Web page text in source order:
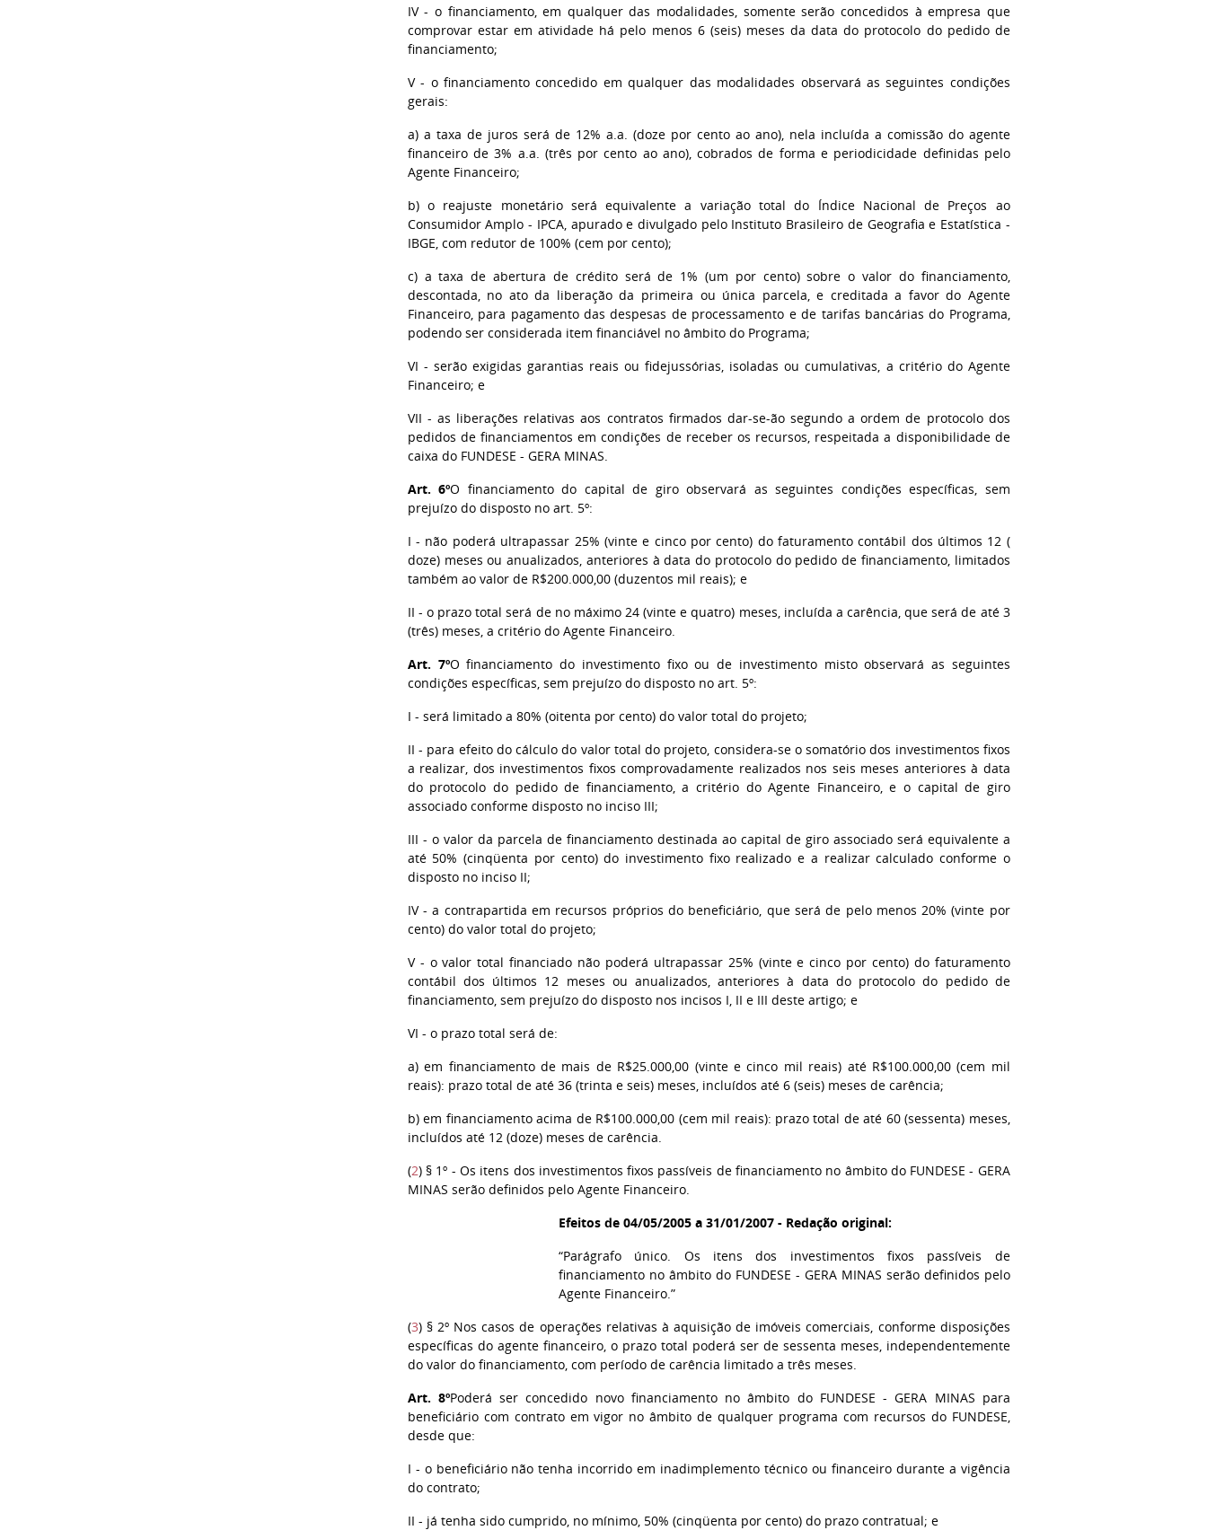
IV - o financiamento, em qualquer das modalidades, somente serão concedidos à empresa que
comprovar estar em atividade há pelo menos 6 (seis) meses da data do protocolo do pedido de
financiamento;
V - o financiamento concedido em qualquer das modalidades observará as seguintes condições
gerais:
a) a taxa de juros será de 12% a.a. (doze por cento ao ano), nela incluída a comissão do agente
financeiro de 3% a.a. (três por cento ao ano), cobrados de forma e periodicidade definidas pelo
Agente Financeiro;
b) o reajuste monetário será equivalente a variação total do Índice Nacional de Preços ao
Consumidor Amplo - IPCA, apurado e divulgado pelo Instituto Brasileiro de Geografia e Estatística -
IBGE, com redutor de 100% (cem por cento);
c) a taxa de abertura de crédito será de 1% (um por cento) sobre o valor do financiamento,
descontada, no ato da liberação da primeira ou única parcela, e creditada a favor do Agente
Financeiro, para pagamento das despesas de processamento e de tarifas bancárias do Programa,
podendo ser considerada item financiável no âmbito do Programa;
VI - serão exigidas garantias reais ou fidejussórias, isoladas ou cumulativas, a critério do Agente
Financeiro; e
VII - as liberações relativas aos contratos firmados dar-se-ão segundo a ordem de protocolo dos
pedidos de financiamentos em condições de receber os recursos, respeitada a disponibilidade de
caixa do FUNDESE - GERA MINAS.
Art. 6ºO financiamento do capital de giro observará as seguintes condições específicas, sem
prejuízo do disposto no art. 5º:
I - não poderá ultrapassar 25% (vinte e cinco por cento) do faturamento contábil dos últimos 12 (
doze) meses ou anualizados, anteriores à data do protocolo do pedido de financiamento, limitados
também ao valor de R$200.000,00 (duzentos mil reais); e
II - o prazo total será de no máximo 24 (vinte e quatro) meses, incluída a carência, que será de até 3
(três) meses, a critério do Agente Financeiro.
Art. 7ºO financiamento do investimento fixo ou de investimento misto observará as seguintes
condições específicas, sem prejuízo do disposto no art. 5º:
I - será limitado a 80% (oitenta por cento) do valor total do projeto;
II - para efeito do cálculo do valor total do projeto, considera-se o somatório dos investimentos fixos
a realizar, dos investimentos fixos comprovadamente realizados nos seis meses anteriores à data
do protocolo do pedido de financiamento, a critério do Agente Financeiro, e o capital de giro
associado conforme disposto no inciso III;
III - o valor da parcela de financiamento destinada ao capital de giro associado será equivalente a
até 50% (cinqüenta por cento) do investimento fixo realizado e a realizar calculado conforme o
disposto no inciso II;
IV - a contrapartida em recursos próprios do beneficiário, que será de pelo menos 20% (vinte por
cento) do valor total do projeto;
V - o valor total financiado não poderá ultrapassar 25% (vinte e cinco por cento) do faturamento
contábil dos últimos 12 meses ou anualizados, anteriores à data do protocolo do pedido de
financiamento, sem prejuízo do disposto nos incisos I, II e III deste artigo; e
VI - o prazo total será de:
a) em financiamento de mais de R$25.000,00 (vinte e cinco mil reais) até R$100.000,00 (cem mil
reais): prazo total de até 36 (trinta e seis) meses, incluídos até 6 (seis) meses de carência;
b) em financiamento acima de R$100.000,00 (cem mil reais): prazo total de até 60 (sessenta) meses,
incluídos até 12 (doze) meses de carência.
(2) § 1º - Os itens dos investimentos fixos passíveis de financiamento no âmbito do FUNDESE - GERA
MINAS serão definidos pelo Agente Financeiro.
Efeitos de 04/05/2005 a 31/01/2007 - Redação original:
“Parágrafo único. Os itens dos investimentos fixos passíveis de
financiamento no âmbito do FUNDESE - GERA MINAS serão definidos pelo
Agente Financeiro.”
(3) § 2º Nos casos de operações relativas à aquisição de imóveis comerciais, conforme disposições
específicas do agente financeiro, o prazo total poderá ser de sessenta meses, independentemente
do valor do financiamento, com período de carência limitado a três meses.
Art. 8ºPoderá ser concedido novo financiamento no âmbito do FUNDESE - GERA MINAS para
beneficiário com contrato em vigor no âmbito de qualquer programa com recursos do FUNDESE,
desde que:
I - o beneficiário não tenha incorrido em inadimplemento técnico ou financeiro durante a vigência
do contrato;
II - já tenha sido cumprido, no mínimo, 50% (cinqüenta por cento) do prazo contratual; e